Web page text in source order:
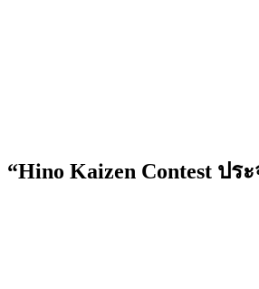
“Hino Kaizen Contest ประ